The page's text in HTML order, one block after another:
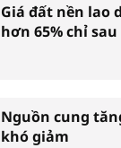
Giá đất nền lao
hơn 65% chỉ
Nguồn cung
khó giảm